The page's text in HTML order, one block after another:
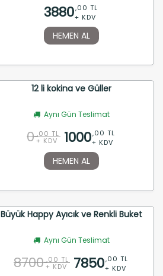
3880,00 TL
+ KDV
HEMEN AL
12 li kokina ve Güller
Aynı Gün Teslimat
0 ,00 TL
+ KDV 1000,00 TL
+ KDV
HEMEN AL
Büyük Happy Ayıcık ve Renkli Buket
Aynı Gün Teslimat
8700 ,00 TL
+ KDV 7850,00 TL
+ KDV